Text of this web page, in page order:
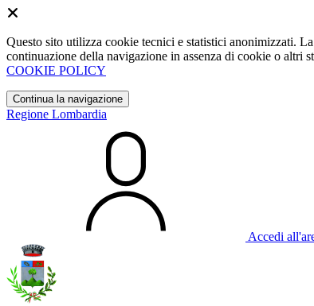
Questo sito utilizza cookie tecnici e statistici anonimizzati.
continuazione della navigazione in assenza di cookie o altri
COOKIE POLICY
Continua la navigazione
Regione Lombardia
Accedi